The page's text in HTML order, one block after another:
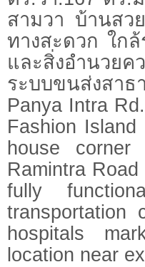
สามวา บ้านสว
ทางสะดวก ใก
และสิ่งอำนวยค
ระบบขนส่งสาธ
Panya Intra
Fashion
house corner
Ramintra
fully
hospitals
location near